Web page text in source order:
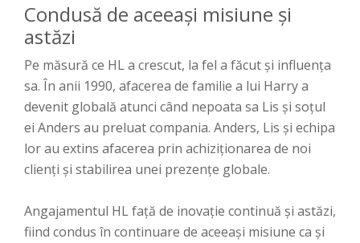
Condusă de aceeași misiune și
astăzi
Pe măsură ce HL a crescut, la fel a făcut și influența
sa. În anii 1990, afacerea de familie a lui Harry a
devenit globală atunci când nepoata sa Lis și soțul
ei Anders au preluat compania. Anders, Lis și echipa
lor au extins afacerea prin achiziționarea de noi
clienți și stabilirea unei prezențe globale.
Angajamentul HL față de inovație continuă și astăzi,
fiind condus în continuare de aceeași misiune ca și